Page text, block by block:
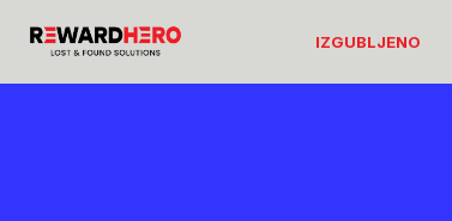
IZGUBLJENO